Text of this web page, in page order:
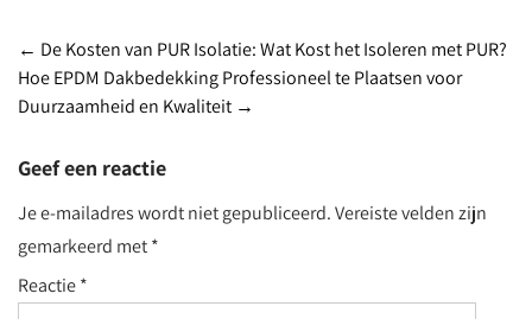
Post
navigation
← De Kosten van PUR Isolatie: Wat Kost het Isoleren met PUR?
Hoe EPDM Dakbedekking Professioneel te Plaatsen voor
Duurzaamheid en Kwaliteit →
Geef een reactie
Je e-mailadres wordt niet gepubliceerd.Vereiste velden zijn
gemarkeerd met*
Reactie*